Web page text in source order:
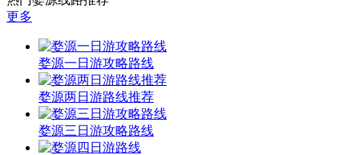
更多
婺源一日游攻略路线
婺源两日游路线推荐
婺源三日游攻略路线